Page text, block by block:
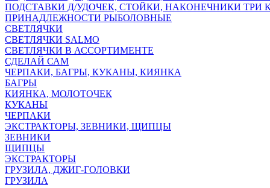
ПОДСТАВКИ Д/УДОЧЕК, СТОЙКИ, НАКОНЕЧНИКИ ТРИ
ПРИНАДЛЕЖНОСТИ РЫБОЛОВНЫЕ
СВЕТЛЯЧКИ
СВЕТЛЯЧКИ SALMO
СВЕТЛЯЧКИ В АССОРТИМЕНТЕ
СДЕЛАЙ САМ
ЧЕРПАКИ, БАГРЫ, КУКАНЫ, КИЯНКА
БАГРЫ
КИЯНКА, МОЛОТОЧЕК
КУКАНЫ
ЧЕРПАКИ
ЭКСТРАКТОРЫ, ЗЕВНИКИ, ЩИПЦЫ
ЗЕВНИКИ
ЩИПЦЫ
ЭКСТРАКТОРЫ
ГРУЗИЛА, ДЖИГ-ГОЛОВКИ
ГРУЗИЛА